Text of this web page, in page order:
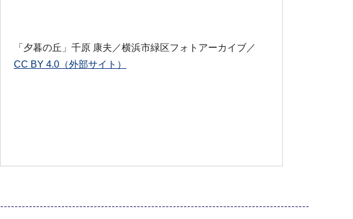
「夕暮の丘」千原 康夫／横浜市緑区フォトアーカイブ／
CC BY 4.0（外部サイト）